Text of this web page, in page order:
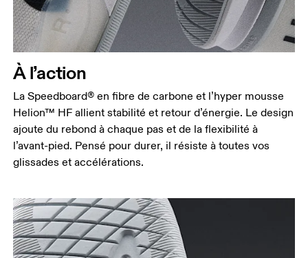
À l’action
La Speedboard® en fibre de carbone et l’hyper mousse
Helion™ HF allient stabilité et retour d’énergie. Le design
ajoute du rebond à chaque pas et de la flexibilité à
l’avant-pied. Pensé pour durer, il résiste à toutes vos
glissades et accélérations.